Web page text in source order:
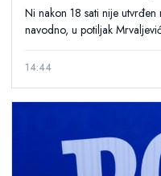
Ni nakon 18 sati nije
navodno, u potiljak
14:44